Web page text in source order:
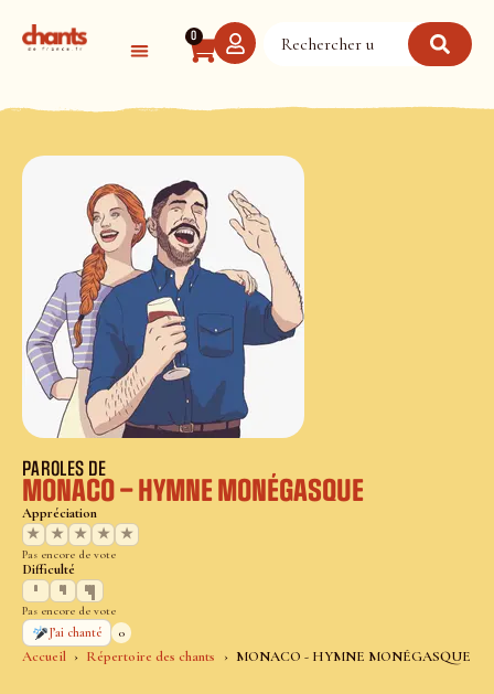
0
Accueil Répertoire des chants MONACO - HYMNE MONÉGASQUE
PAROLES DE
MONACO – HYMNE MONÉGASQUE
Appréciation
★
★ ★ ★ ★
Pas encore de vote
Difficulté
Pas encore de vote
J’ai chanté
0